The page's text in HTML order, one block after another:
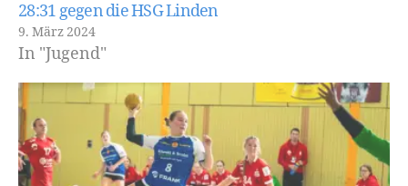
28:31 gegen die HSG Linden
9. März 2024
In "Jugend"